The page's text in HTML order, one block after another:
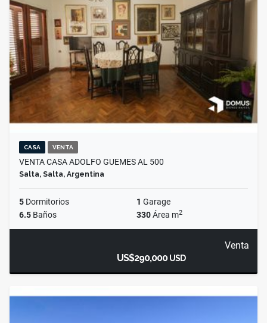
CASA VENTA
VENTA CASA ADOLFO GUEMES AL 500
Salta, Salta, Argentina
5 Dormitorios 1 Garage
6.5 Baños 330Área m2
Venta
US$290,000USD